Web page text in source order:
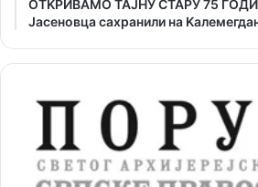
ОТKРИВАМО ТАЈНУ СТАРУ 75
Јасеновца сахранили на